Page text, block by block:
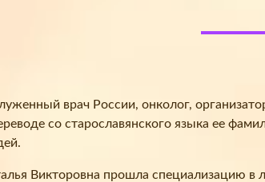
врач России, онколог,
со старославянского языка ее
Викторовна прошла специализацию в